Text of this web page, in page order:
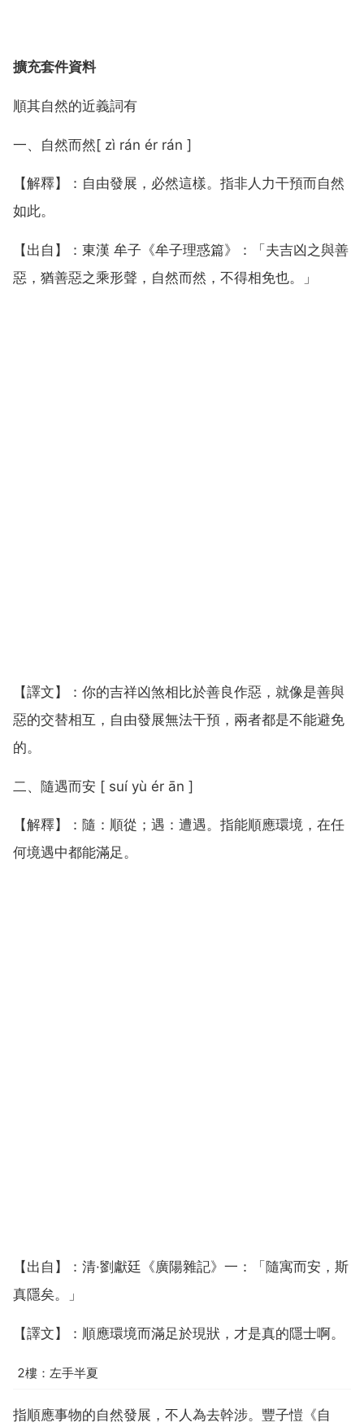
擴充套件資料
順其自然的近義詞有
一、自然而然[ zì rán ér rán ]
【解釋】：自由發展，必然這樣。指非人力干預而自然
如此。
【出自】：東漢 牟子《牟子理惑篇》：「夫吉凶之與善
惡，猶善惡之乘形聲，自然而然，不得相免也。」
【譯文】：你的吉祥凶煞相比於善良作惡，就像是善與
惡的交替相互，自由發展無法干預，兩者都是不能避免
的。
二、隨遇而安 [ suí yù ér ān ]
【解釋】：隨：順從；遇：遭遇。指能順應環境，在任
何境遇中都能滿足。
【出自】：清·劉獻廷《廣陽雜記》一：「隨寓而安，斯
真隱矣。」
【譯文】：順應環境而滿足於現狀，才是真的隱士啊。
2樓：左手半夏
指順應事物的自然發展，不人為去幹涉。豐子愷《自